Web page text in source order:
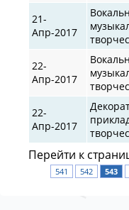
21-
Апр-2017
22-
Апр-2017
22-
Апр-2017
Перейти к
541
542 543